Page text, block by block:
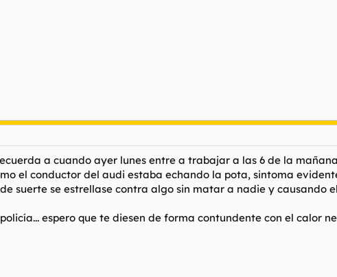
a cuando ayer lunes entre a trabajar a las 6 de la
el conductor del audi estaba echando la pota, sintoma
suerte se estrellase contra algo sin matar a nadie y causando
espero que te diesen de forma contundente con el calor